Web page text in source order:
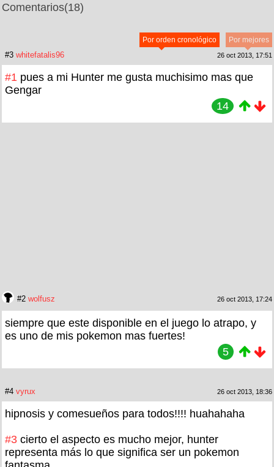
Comentarios(18)
Por mejores
Por orden cronológico
#3 whitefatalis96 26 oct 2013, 17:51
#1 pues a mi Hunter me gusta muchisimo mas que
Gengar
14
#2 wolfusz 26 oct 2013, 17:24
siempre que este disponible en el juego lo atrapo, y
es uno de mis pokemon mas fuertes!
5
#4 vyrux 26 oct 2013, 18:36
hipnosis y comesueños para todos!!!! huahahaha
#3 cierto el aspecto es mucho mejor, hunter
representa más lo que significa ser un pokemon